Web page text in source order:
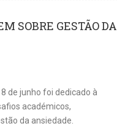
SOBRE GESTÃO DA
de junho foi dedicado à
académicos,
da ansiedade.